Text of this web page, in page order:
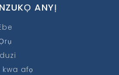
ANYỊ
kwa afọ